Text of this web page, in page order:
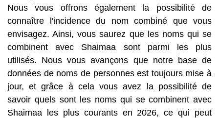
Nous vous offrons également la possibilité de
connaître l'incidence du nom combiné que vous
envisagez. Ainsi, vous saurez que les noms qui se
combinent avec Shaimaa sont parmi les plus
utilisés. Nous vous avançons que notre base de
données de noms de personnes est toujours mise à
jour, et grâce à cela vous avez la possibilité de
savoir quels sont les noms qui se combinent avec
Shaimaa les plus courants en 2026, ce qui peut